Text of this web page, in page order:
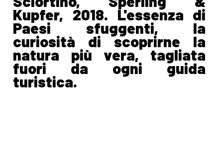
Kupfer, 2018. L'essenza di
Paesi sfuggenti, la
curiosità di scoprirne la
natura più vera, tagliata
fuori da ogni guida
turistica.